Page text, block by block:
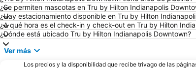
¿Se permiten mascotas en Tru by Hilton Indianapolis
¿Hay estacionamiento disponible en Tru by Hilton
¿A qué hora es el check-in y check-out en Tru by Hilton
¿Dónde está ubicado Tru by Hilton Indianapolis Downtown?
Ver más
Los precios y la disponibilidad que recibe trivago de las